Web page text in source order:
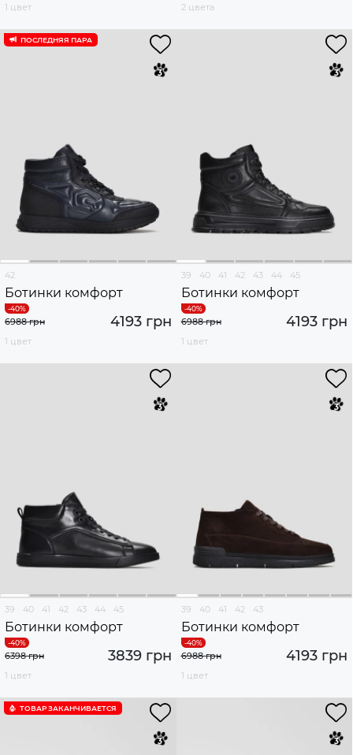
1 цвет
2 цвета
ПОСЛЕДНЯЯ ПАРА
42
Ботинки комфорт
4193 грн
6988 грн
1 цвет
39 40 41 42 43 44 45
Ботинки комфорт
4193 грн
6988 грн
1 цвет
39 40 41 42 43 44 45
Ботинки комфорт
3839 грн
6398 грн
1 цвет
39 40 41 42 43
Ботинки комфорт
4193 грн
6988 грн
1 цвет
ТОВАР ЗАКАНЧИВАЕТСЯ